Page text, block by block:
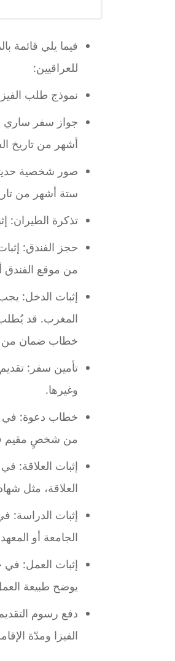
فيما يلي قائمة
للعراقيين:
نموذج طلب
جواز سفر ساري
أشهر من تاريخ
صور شخصية
ستة أشهر من
تذكرة الطيران:
حجز الفندق:
من موقع الفندق
إثبات الدخل:
المغرب. قد
خطاب ضمان من
تأمين سفر:
وغيرها.
خطاب دعوة: في
من شخصٍ مقيم في
إثبات العلاقة:
العلاقة، مثل
إثبات الدراسة:
الجامعة أو
إثبات العمل:
يوضح طبيعة
دفع رسوم
الفيزا ومدّة